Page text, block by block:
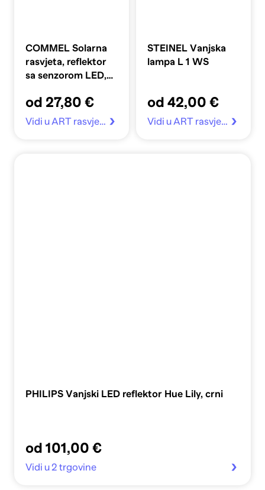
COMMEL Solarna
rasvjeta, reflektor
sa senzorom LED,
4000K, IP44
od 27,80 €
Vidi u ART rasvjeta
STEINEL Vanjska
lampa L 1 WS
od 42,00 €
Vidi u ART rasvjeta
PHILIPS Vanjski LED reflektor Hue Lily, crni
od 101,00 €
Vidi u 2 trgovine